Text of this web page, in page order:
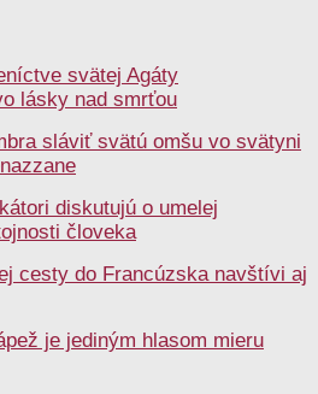
svätej Agáty
lásky nad smrťou
sláviť svätú omšu vo svätyni
diskutujú o umelej
človeka
cesty do Francúzska navštívi aj
je jediným hlasom mieru